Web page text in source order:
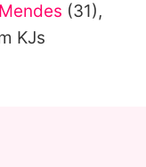
(31),
KJs